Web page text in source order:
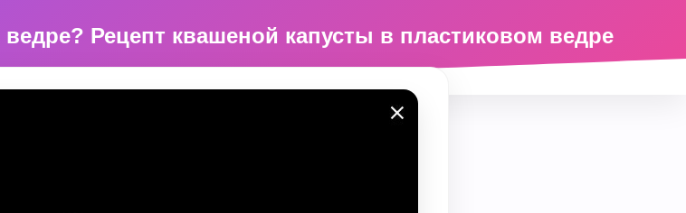
Рецепт квашеной капусты в пластиковом ведре